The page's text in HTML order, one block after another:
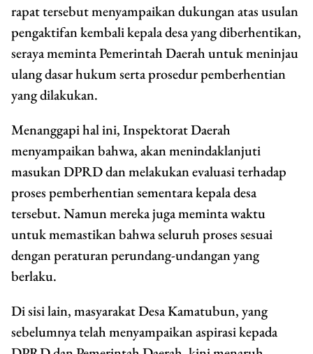
rapat tersebut menyampaikan dukungan atas usulan
pengaktifan kembali kepala desa yang diberhentikan,
seraya meminta Pemerintah Daerah untuk meninjau
ulang dasar hukum serta prosedur pemberhentian
yang dilakukan.
Menanggapi hal ini, Inspektorat Daerah
menyampaikan bahwa, akan menindaklanjuti
masukan DPRD dan melakukan evaluasi terhadap
proses pemberhentian sementara kepala desa
tersebut. Namun mereka juga meminta waktu
untuk memastikan bahwa seluruh proses sesuai
dengan peraturan perundang-undangan yang
berlaku.
Di sisi lain, masyarakat Desa Kamatubun, yang
sebelumnya telah menyampaikan aspirasi kepada